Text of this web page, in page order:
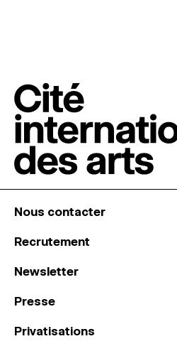
Nous contacter
Recrutement
Newsletter
Presse
Privatisations